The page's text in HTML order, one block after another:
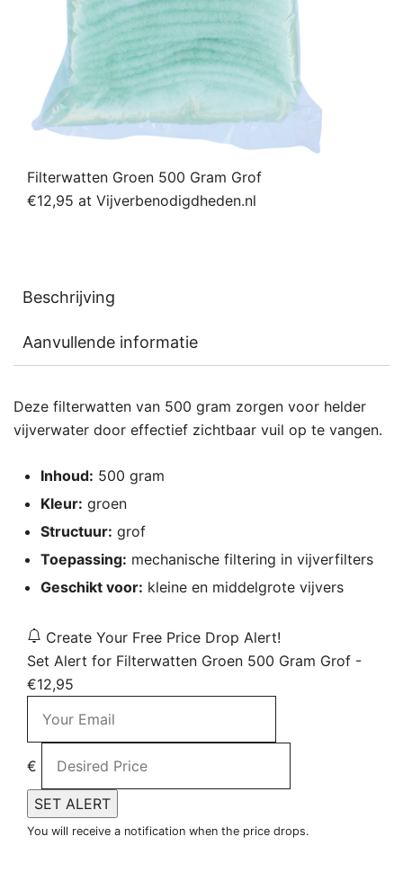
Filterwatten Groen 500 Gram Grof
€12,95 at Vijverbenodigdheden.nl
Beschrijving
Aanvullende informatie
Deze filterwatten van 500 gram zorgen voor helder
vijverwater door effectief zichtbaar vuil op te vangen.
Inhoud: 500 gram
Kleur: groen
Structuur: grof
Toepassing: mechanische filtering in vijverfilters
Geschikt voor: kleine en middelgrote vijvers
Create Your Free Price Drop Alert!
Set Alert for Filterwatten Groen 500 Gram Grof -
€12,95
€
SET ALERT
You will receive a notification when the price drops.